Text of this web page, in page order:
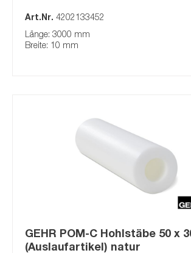
Art.Nr. 4202133452
Länge: 3000 mm
Breite: 10 mm
GEHR POM-C Hohlstäbe 50 x
(Auslaufartikel) natur